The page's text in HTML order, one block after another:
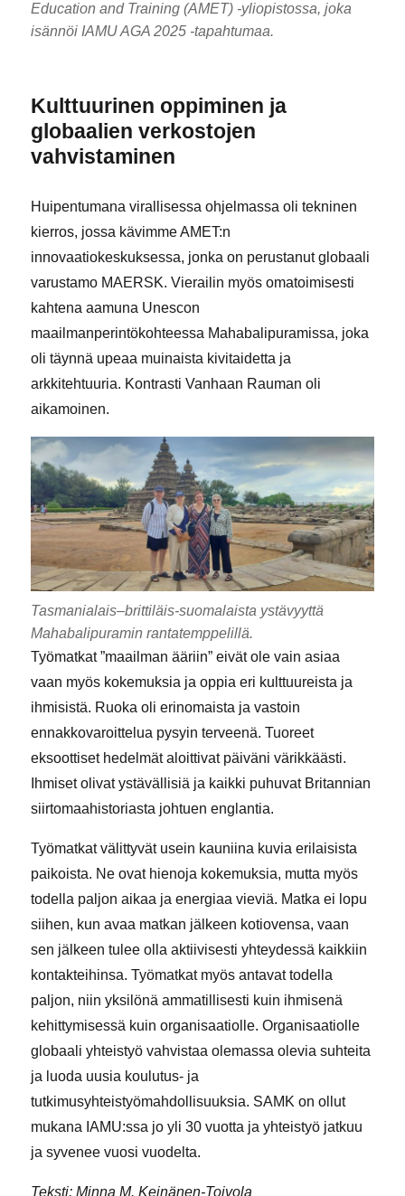
Education and Training (AMET) -yliopistossa, joka
isännöi IAMU AGA 2025 -tapahtumaa.
Kulttuurinen oppiminen ja
globaalien verkostojen
vahvistaminen
Huipentumana virallisessa ohjelmassa oli tekninen
kierros, jossa kävimme AMET:n
innovaatiokeskuksessa, jonka on perustanut globaali
varustamo MAERSK. Vierailin myös omatoimisesti
kahtena aamuna Unescon
maailmanperintökohteessa Mahabalipuramissa, joka
oli täynnä upeaa muinaista kivitaidetta ja
arkkitehtuuria. Kontrasti Vanhaan Rauman oli
aikamoinen.
Tasmanialais–brittiläis-suomalaista ystävyyttä
Mahabalipuramin rantatemppelillä.
Työmatkat ”maailman ääriin” eivät ole vain asiaa
vaan myös kokemuksia ja oppia eri kulttuureista ja
ihmisistä. Ruoka oli erinomaista ja vastoin
ennakkovaroittelua pysyin terveenä. Tuoreet
eksoottiset hedelmät aloittivat päiväni värikkäästi.
Ihmiset olivat ystävällisiä ja kaikki puhuvat Britannian
siirtomaahistoriasta johtuen englantia.
Työmatkat välittyvät usein kauniina kuvia erilaisista
paikoista. Ne ovat hienoja kokemuksia, mutta myös
todella paljon aikaa ja energiaa vieviä. Matka ei lopu
siihen, kun avaa matkan jälkeen kotiovensa, vaan
sen jälkeen tulee olla aktiivisesti yhteydessä kaikkiin
kontakteihinsa. Työmatkat myös antavat todella
paljon, niin yksilönä ammatillisesti kuin ihmisenä
kehittymisessä kuin organisaatiolle. Organisaatiolle
globaali yhteistyö vahvistaa olemassa olevia suhteita
ja luoda uusia koulutus- ja
tutkimusyhteistyömahdollisuuksia. SAMK on ollut
mukana IAMU:ssa jo yli 30 vuotta ja yhteistyö jatkuu
ja syvenee vuosi vuodelta.
Teksti: Minna M. Keinänen-Toivola